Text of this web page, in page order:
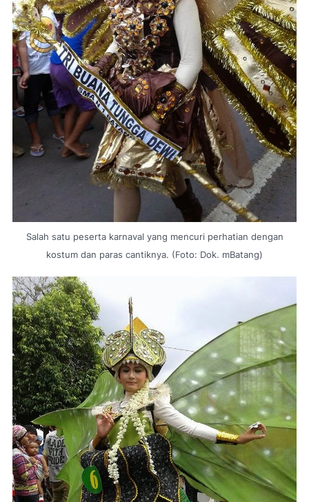
Salah satu peserta karnaval yang mencuri perhatian dengan
kostum dan paras cantiknya. (Foto: Dok. mBatang)